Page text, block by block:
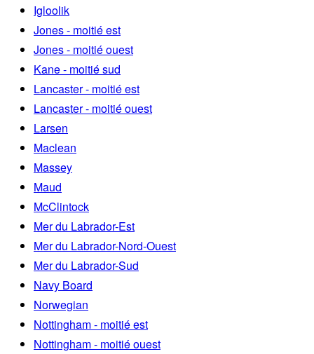
Igloolik
Jones - moitié est
Jones - moitié ouest
Kane - moitié sud
Lancaster - moitié est
Lancaster - moitié ouest
Larsen
Maclean
Massey
Maud
McClintock
Mer du Labrador-Est
Mer du Labrador-Nord-Ouest
Mer du Labrador-Sud
Navy Board
Norwegian
Nottingham - moitié est
Nottingham - moitié ouest